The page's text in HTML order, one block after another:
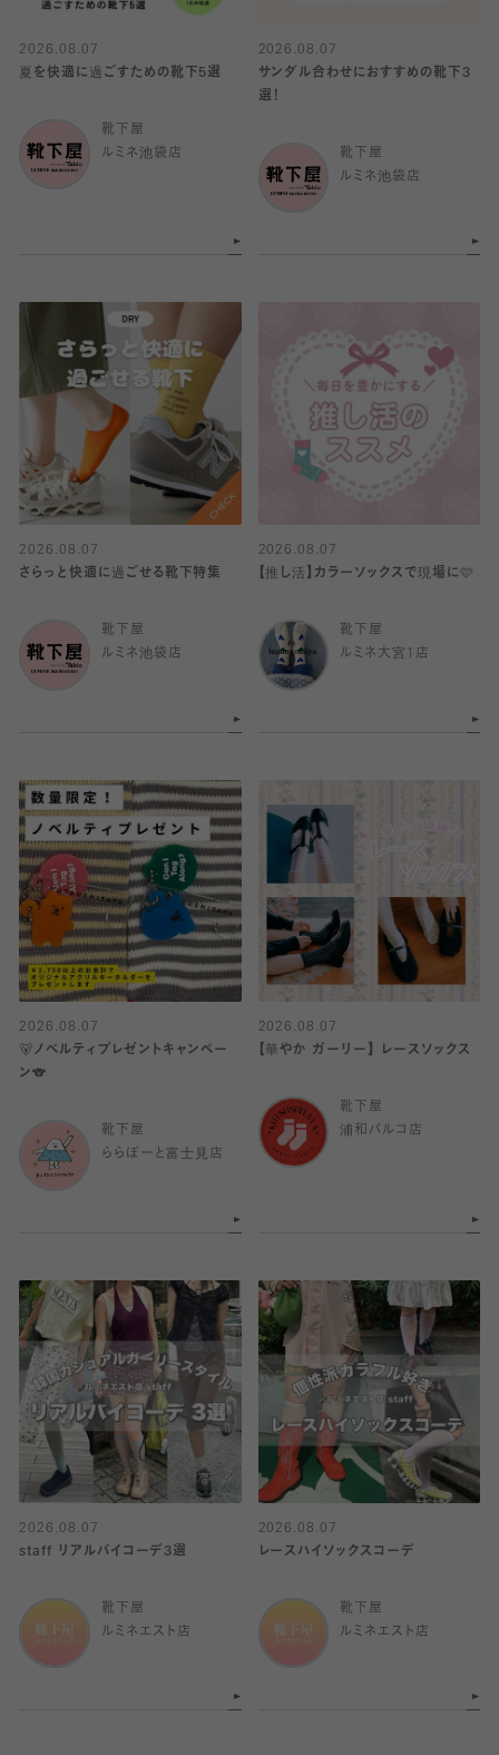
2026.08.07
夏を快適に過ごすための靴下5選
靴下屋
ルミネ池袋店
2026.08.07
サンダル合わせにおすすめの靴下3
選！
靴下屋
ルミネ池袋店
2026.08.07
さらっと快適に過ごせる靴下特集
靴下屋
ルミネ池袋店
2026.08.07
【推し活】カラーソックスで現場に🩷
靴下屋
ルミネ大宮1店
2026.08.07
🐻ノベルティプレゼントキャンペー
ン🐨
靴下屋
ららぽーと富士見店
2026.08.07
【華やか ガーリー】 レースソックス
靴下屋
浦和パルコ店
2026.08.07
staff リアルバイコーデ3選
靴下屋
ルミネエスト店
2026.08.07
レースハイソックスコーデ
靴下屋
ルミネエスト店